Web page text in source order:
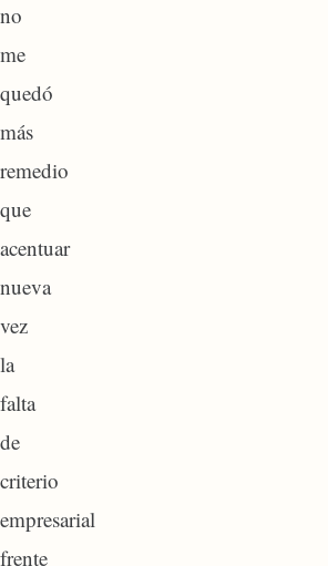
no
me
quedó
más
remedio
que
acentuar
nueva
vez
la
falta
de
criterio
empresarial
frente